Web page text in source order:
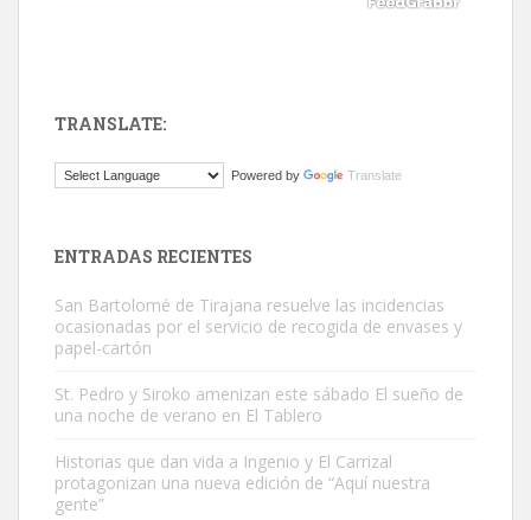
El ayuntamiento se va a llevar a Los Gatos callejeros de la zona los
Este gato macho ha aparecido en la calle hace menos de un mes,
es muy manso y extremadamente cari...
Leales.org » Gran Canaria
TRANSLATE:
Powered by Translate
ENTRADAS RECIENTES
San Bartolomé de Tirajana resuelve las incidencias
ocasionadas por el servicio de recogida de envases y
papel-cartón
St. Pedro y Siroko amenizan este sábado El sueño de
una noche de verano en El Tablero
Historias que dan vida a Ingenio y El Carrizal
protagonizan una nueva edición de “Aquí nuestra
gente”